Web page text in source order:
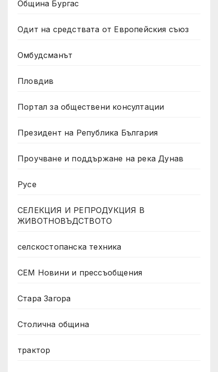
Община Бургас
Одит на средствата от Европейския съюз
Омбудсманът
Пловдив
Портал за обществени консултации
Президент на Република България
Проучване и поддържане на река Дунав
Русе
СЕЛЕКЦИЯ И РЕПРОДУКЦИЯ В
ЖИВОТНОВЪДСТВОТО
селскостопанска техника
СЕМ Новини и прессъобщения
Стара Загора
Столична община
трактор